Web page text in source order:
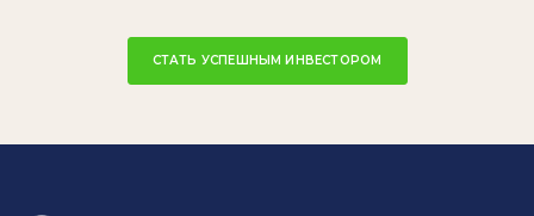
СТАТЬ УСПЕШНЫМ ИНВЕСТОРОМ